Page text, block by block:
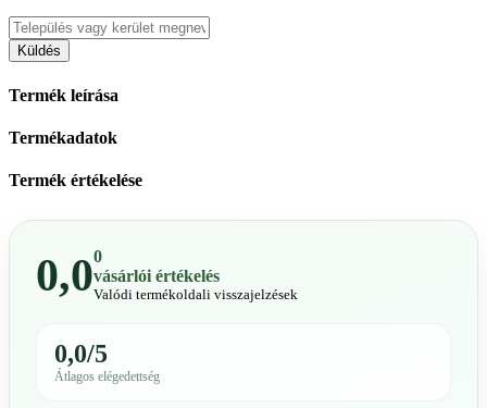
Küldés
Termék leírása
Termékadatok
Termék értékelése
0,00
vásárlói értékelés
Valódi termékoldali visszajelzések
0,0/5
Átlagos elégedettség